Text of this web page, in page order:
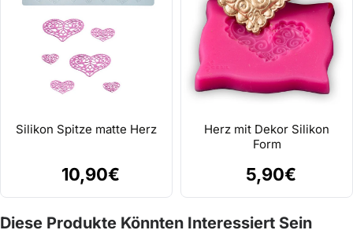
Silikon Spitze matte Herz
10,90€
Herz mit Dekor Silikon
Form
5,90€
Diese Produkte Könnten Interessiert Sein